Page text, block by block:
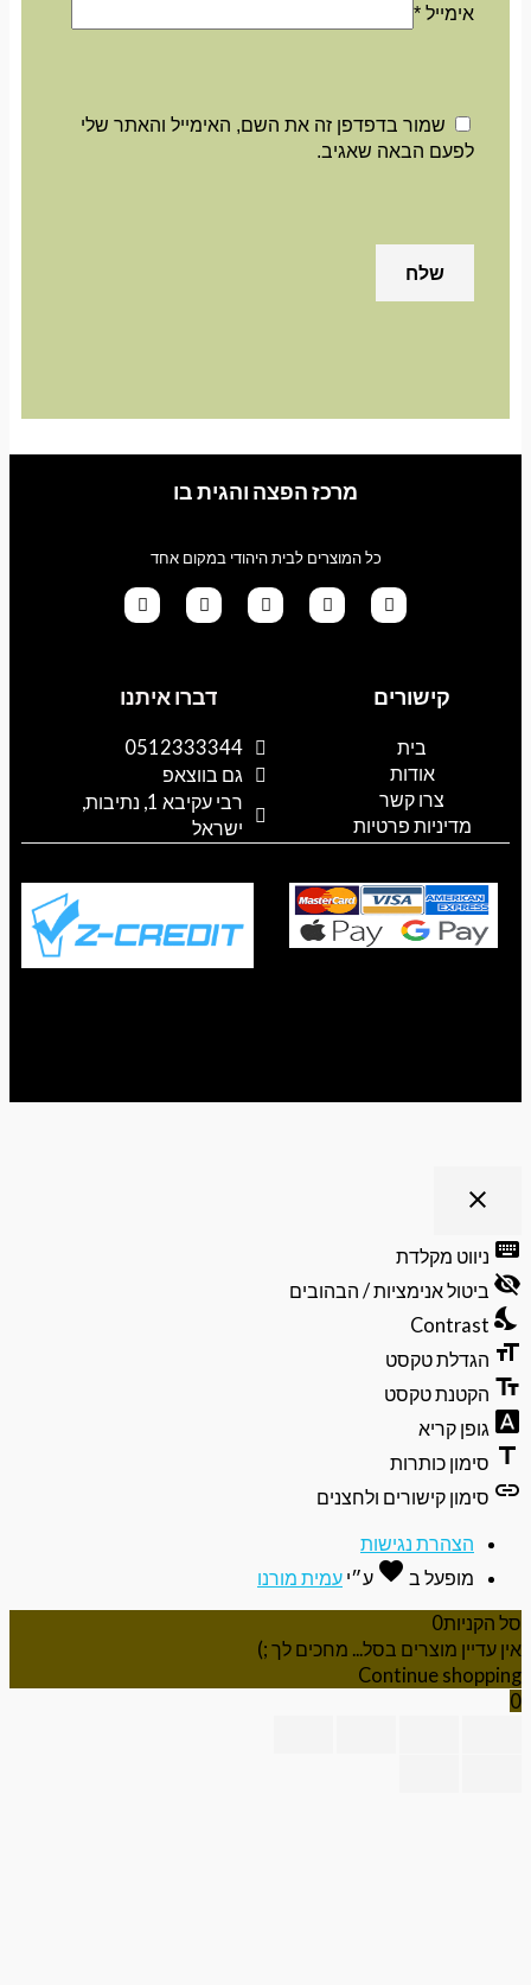
אימייל*
שמור בדפדפן זה את השם, האימייל והאתר שלי
לפעם הבאה שאגיב.
מרכז הפצה והגית בו
כל המוצרים לבית היהודי במקום אחד
a
s
a
p
p
o
k
o
l
e
קישורים
בית
אודות
צרו קשר
מדיניות פרטיות
דברו איתנו
0512333344
גם בווצאפ
רבי עקיבא 1, נתיבות,
ישראל
close
וסגירה
של
תפריט
הנגישות
ניווט מקלדת
ביטול אנימציות / הבהובים
Contrast
הגדלת טקסט
הקטנת טקסט
גופן קריא
סימון כותרות
סימון קישורים ולחצנים
הצהרת נגישות
מופעל בfavoriteאהבה
ע״יעמית מורנו
הקניות0
עדיין מוצרים בסל... מחכים לך ;)
Continue